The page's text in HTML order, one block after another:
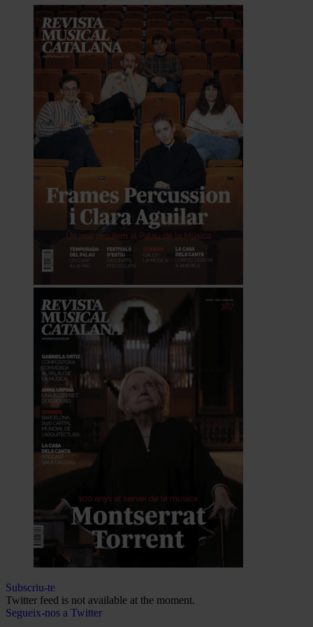
Subscriu-te
Twitter feed is not available at the moment.
Segueix-nos a Twitter